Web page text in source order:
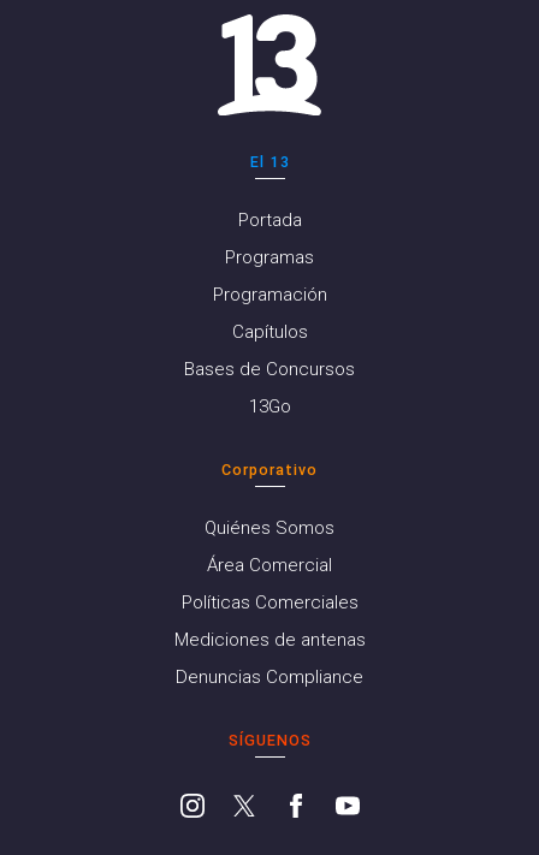
El 13
Portada
Programas
Programación
Capítulos
Bases de Concursos
13Go
Corporativo
Quiénes Somos
Área Comercial
Políticas Comerciales
Mediciones de antenas
Denuncias Compliance
SÍGUENOS